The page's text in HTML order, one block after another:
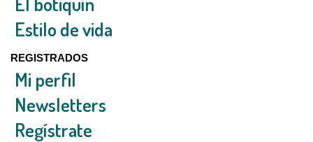
Estilo de vida
REGISTRADOS
Mi perfil
Newsletters
Regístrate